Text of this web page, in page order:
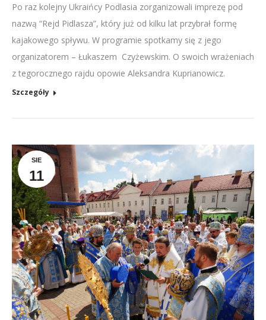
Po raz kolejny Ukraińcy Podlasia zorganizowali imprezę pod
nazwą “Rejd Pidlasza”, który już od kilku lat przybrał formę
kajakowego spływu. W programie spotkamy się z jego
organizatorem – Łukaszem Czyżewskim. O swoich wrażeniach
z tegorocznego rajdu opowie Aleksandra Kuprianowicz.
Szczegóły
SIE
11